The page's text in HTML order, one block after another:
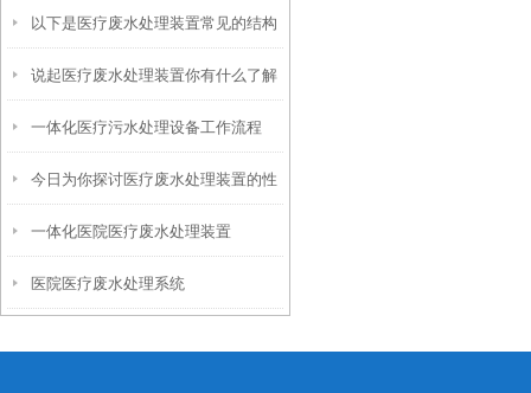
遵循以下步骤
以下是医疗废水处理装置常见的结构
组成
说起医疗废水处理装置你有什么了解
的呢？
一体化医疗污水处理设备工作流程
今日为你探讨医疗废水处理装置的性
能优势
一体化医院医疗废水处理装置
医院医疗废水处理系统